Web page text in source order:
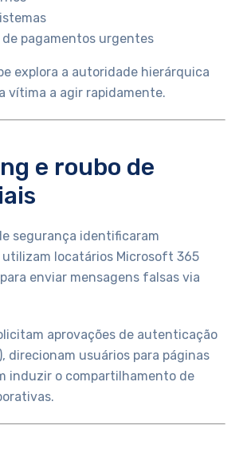
de pagamentos urgentes
explora a autoridade hierárquica
vítima a agir rapidamente.
e roubo de
segurança identificaram
utilizam locatários Microsoft 365
enviar mensagens falsas via
aprovações de autenticação
direcionam usuários para páginas
induzir o compartilhamento de